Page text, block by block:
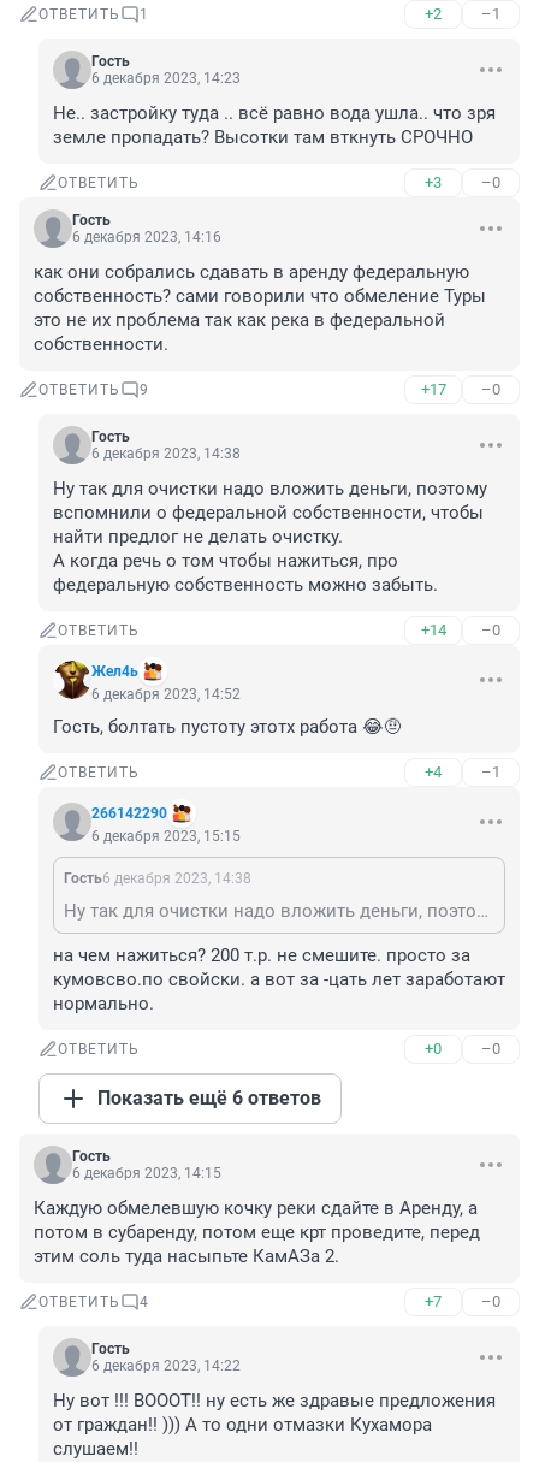
ОТВЕТИТЬ 1 +2 –1
Гость
6 декабря 2023, 14:23
Не.. застройку туда .. всё равно вода ушла.. что зря
земле пропадать? Высотки там вткнуть СРОЧНО
ОТВЕТИТЬ +3 –0
Гость
6 декабря 2023, 14:16
как они собрались сдавать в аренду федеральную
собственность? сами говорили что обмеление Туры
это не их проблема так как река в федеральной
собственности.
ОТВЕТИТЬ 9 +17 –0
Гость
6 декабря 2023, 14:38
Ну так для очистки надо вложить деньги, поэтому
вспомнили о федеральной собственности, чтобы
найти предлог не делать очистку.
А когда речь о том чтобы нажиться, про
федеральную собственность можно забыть.
ОТВЕТИТЬ +14 –0
Жел4ь
6 декабря 2023, 14:52
Гость, болтать пустоту этотх работа 😂🤨
ОТВЕТИТЬ +4 –1
266142290
6 декабря 2023, 15:15
Гость6 декабря 2023, 14:38
Ну так для очистки надо вложить деньги, поэтому вспомнили о федеральной собственности, чтобы найти предлог не делать очистку. А когда речь о том чтобы нажиться, про федеральную собственность можно забыть.
на чем нажиться? 200 т.р. не смешите. просто за
кумовсво.по свойски. а вот за -цать лет заработают
нормально.
ОТВЕТИТЬ +0 –0
Показать ещё 6 ответов
Гость
6 декабря 2023, 14:15
Каждую обмелевшую кочку реки сдайте в Аренду, а
потом в субаренду, потом еще крт проведите, перед
этим соль туда насыпьте КамАЗа 2.
ОТВЕТИТЬ 4 +7 –0
Гость
6 декабря 2023, 14:22
Ну вот !!! ВОООТ!! ну есть же здравые предложения
от граждан!! ))) А то одни отмазки Кухамора
слушаем!!